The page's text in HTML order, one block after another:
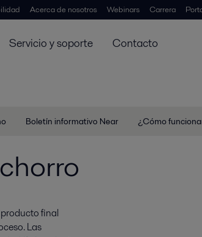
Acerca de nosotros Webinars Carrera
Servicio y soporte Contacto
Boletín informativo Near ¿Cómo
producto final
Las